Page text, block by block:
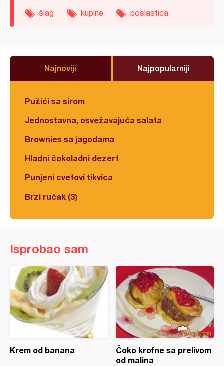
šlag kupine poslastica
Najnoviji Najpopularniji
Pužići sa sirom
Jednostavna, osvežavajuća salata
Brownies sa jagodama
Hladni čokoladni dezert
Punjeni cvetovi tikvica
Brzi ručak (3)
Isprobao sam
Krem od banana
Čoko krofne sa prelivom
od malina